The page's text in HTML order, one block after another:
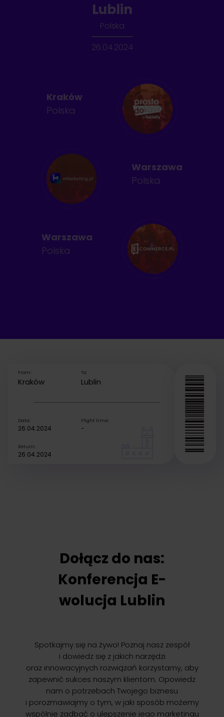
Lublin
Polska
26.04.2024
Kraków
Polska
Warszawa
Polska
Warszawa
Polska
From:
Kraków
To:
Lublin
Data:
26.04.2024
Flight time:
-
Return:
26.04.2024
Dołącz do nas:
Konferencja E-
wolucja Lublin
Spotkajmy się na żywo! Poznaj nasz zespół
i dowiedz się z jakich narzędzi
oraz innowacyjnych rozwiązań korzystamy, aby
zapewnić sukces naszym klientom. Opowiedz
nam o potrzebach Twojego biznesu
i porozmawiajmy o tym, w jaki sposób możemy
wspólnie zadbać o ulepszenie jego marketingu